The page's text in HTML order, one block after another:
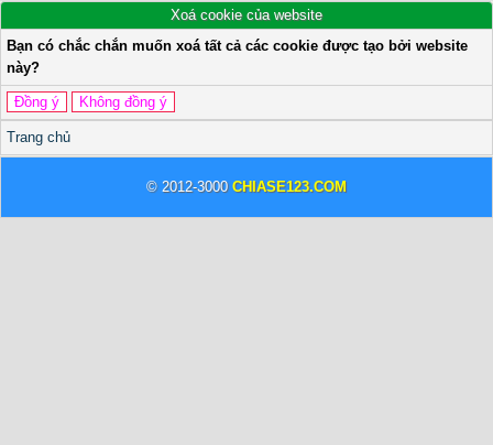
Xoá cookie của website
Bạn có chắc chắn muốn xoá tất cả các cookie được tạo bởi website
này?
Trang chủ
© 2012-3000 CHIASE123.COM